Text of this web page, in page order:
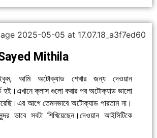
Mithila
আমি অটোক্যাড শেখার জন্য দেওয়ান
হই।এখানে ক্লাস গুলো করার পর অটোক্যাড ভালো
আগে তেমনভাবে অটোক্যাড পারতাম না।
ভাবে সবটা শিখিয়েছেন।দেওয়ান আইসিটিকে